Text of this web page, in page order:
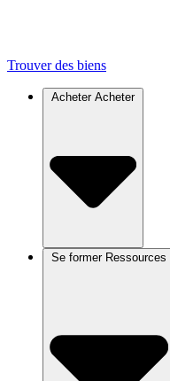
Trouver des biens
Acheter Acheter
Se former